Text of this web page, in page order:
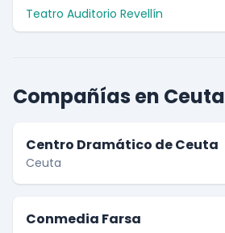
Teatro Auditorio Revellín
Compañías en Ceuta
Centro Dramático de Ceuta
Ceuta
Conmedia Farsa